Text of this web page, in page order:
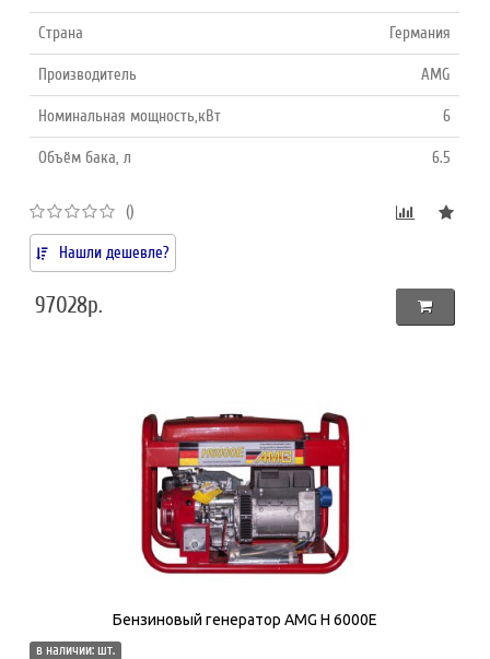
Страна Германия
Производитель AMG
Номинальная мощность,кВт 6
Объём бака, л 6.5
()
Нашли дешевле?
97028р.
Бензиновый генератор AMG H 6000E
в наличии: шт.